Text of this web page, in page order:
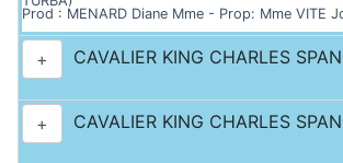
Prod : MENARD Diane Mme - Prop: Mme VITE
+ CAVALIER KING CHARLES
+ CAVALIER KING CHARLES